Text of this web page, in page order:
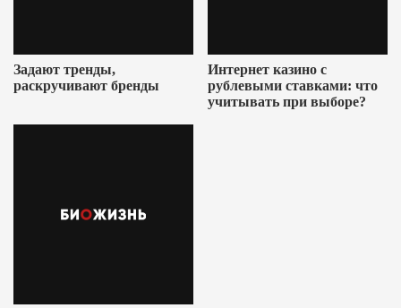
Задают тренды,
раскручивают бренды
Интернет казино с
рублевыми ставками: что
учитывать при выборе?